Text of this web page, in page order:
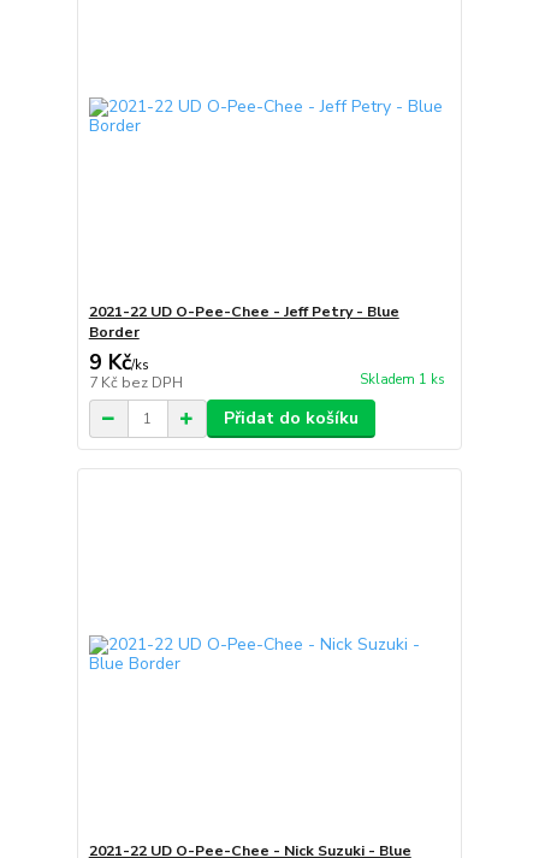
2021-22 UD O-Pee-Chee - Jeff Petry - Blue
Border
9 Kč/ks
7 Kč bez DPH Skladem 1 ks
Přidat do košíku
2021-22 UD O-Pee-Chee - Nick Suzuki - Blue